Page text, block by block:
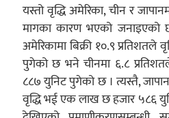
यस्तो वृद्धि अमेरिका, चीन र
मागका कारण भएको जनाइएको
अमेरिकामा बिक्री १०.९ प्रतिशतले
पुगेको छ भने चीनमा ६.८
८८७ युनिट पुगेको छ । त्यस्तै,
वृद्धि भई एक लाख छ हजार ५८६